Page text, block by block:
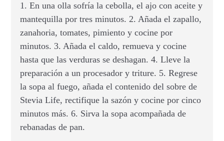
1. En una olla sofría la cebolla, el ajo con aceite y
mantequilla por tres minutos. 2. Añada el zapallo,
zanahoria, tomates, pimiento y cocine por
minutos. 3. Añada el caldo, remueva y cocine
hasta que las verduras se deshagan. 4. Lleve la
preparación a un procesador y triture. 5. Regrese
la sopa al fuego, añada el contenido del sobre de
Stevia Life, rectifique la sazón y cocine por cinco
minutos más. 6. Sirva la sopa acompañada de
rebanadas de pan.